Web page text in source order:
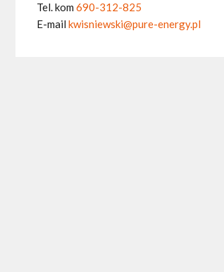
Tel. kom 690-312-825
E-mail kwisniewski@pure-energy.pl